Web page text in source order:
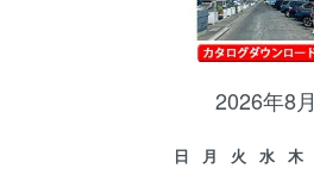
2026年8月
日 月 火 水 木